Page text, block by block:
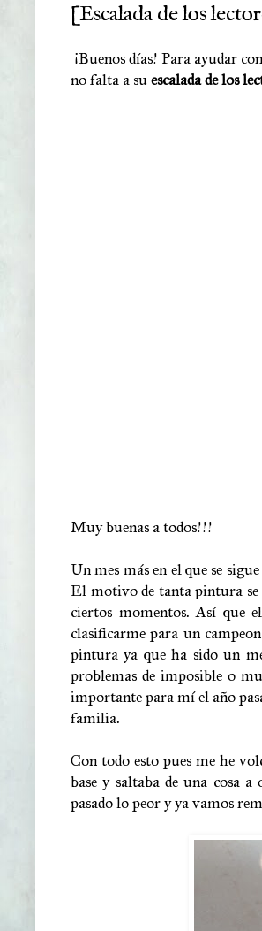
[Escalada de los
¡Buenos días! Para ayudar
no falta a suescalada de los
Muy buenas a todos!!!
Un mes más en el que se
El motivo de tanta pintura se
ciertos momentos. Así que
clasificarme para un
pintura ya que ha sido un
problemas de imposible o
importante para mí el año
familia.
Con todo esto pues me he
base y saltaba de una cosa
pasado lo peor y ya vamos